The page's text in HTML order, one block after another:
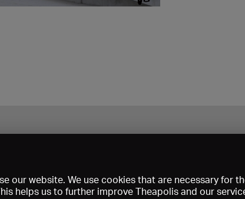
our website. We use cookies that are necessary for
helps us to further improve Theapolis and our